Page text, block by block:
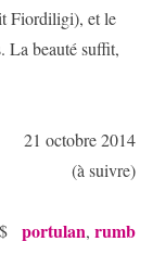
Fiordiligi), et le
La beauté suffit,
21 octobre 2014
(à suivre)
portulan, rumb